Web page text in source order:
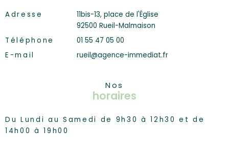
Adresse
11bis-13, place de l'Église
92500 Rueil-Malmaison
Téléphone
01 55 47 05 00
E-mail
rueil@agence-immediat.fr
Nos
horaires
Du Lundi au Samedi de 9h30 à 12h30 et de
14h00 à 19h00